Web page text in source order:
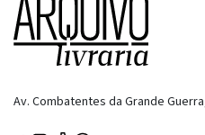
Av. Combatentes da Grande